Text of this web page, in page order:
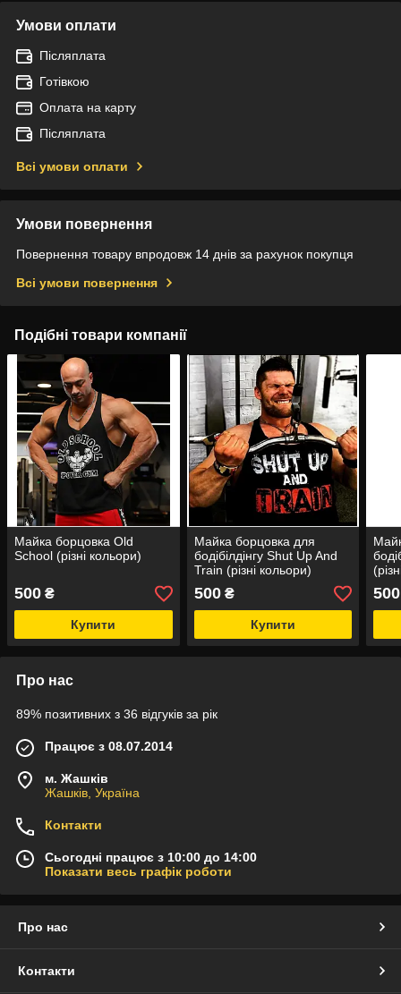
Умови оплати
Післяплата
Готівкою
Оплата на карту
Післяплата
Всі умови оплати
Умови повернення
Повернення товару впродовж 14 днів за рахунок покупця
Всі умови повернення
Подібні товари компанії
Майка борцовка Old
School (різні кольори)
500 ₴
Купити
Майка борцовка для
бодібілдінгу Shut Up And
Train (різні кольори)
500₴
Купити
500
Про нас
89% позитивних з 36 відгуків за рік
Працює з 08.07.2014
м. Жашків
Жашків, Україна
Контакти
Сьогодні працює з 10:00 до 14:00
Показати весь графік роботи
Про нас
Контакти